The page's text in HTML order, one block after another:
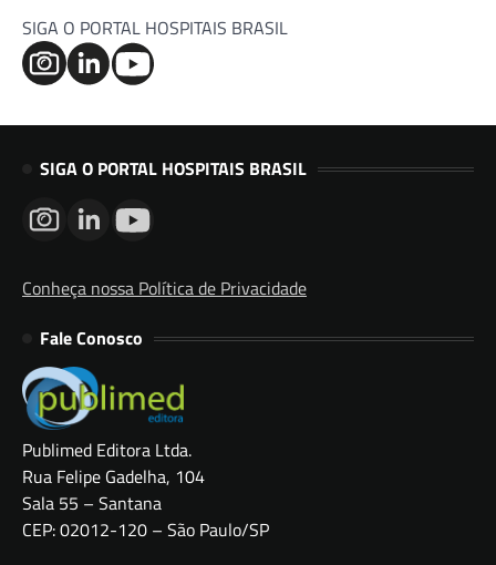
SIGA O PORTAL HOSPITAIS BRASIL
SIGA O PORTAL HOSPITAIS BRASIL
Conheça nossa Política de Privacidade
Fale Conosco
Publimed Editora Ltda.
Rua Felipe Gadelha, 104
Sala 55 – Santana
CEP: 02012-120 – São Paulo/SP